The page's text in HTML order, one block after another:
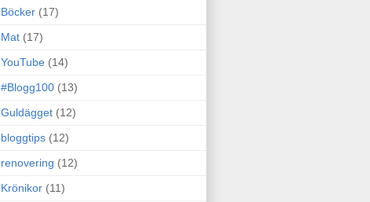
Böcker (17)
Mat (17)
YouTube (14)
#Blogg100 (13)
Guldägget (12)
bloggtips (12)
renovering (12)
Krönikor (11)